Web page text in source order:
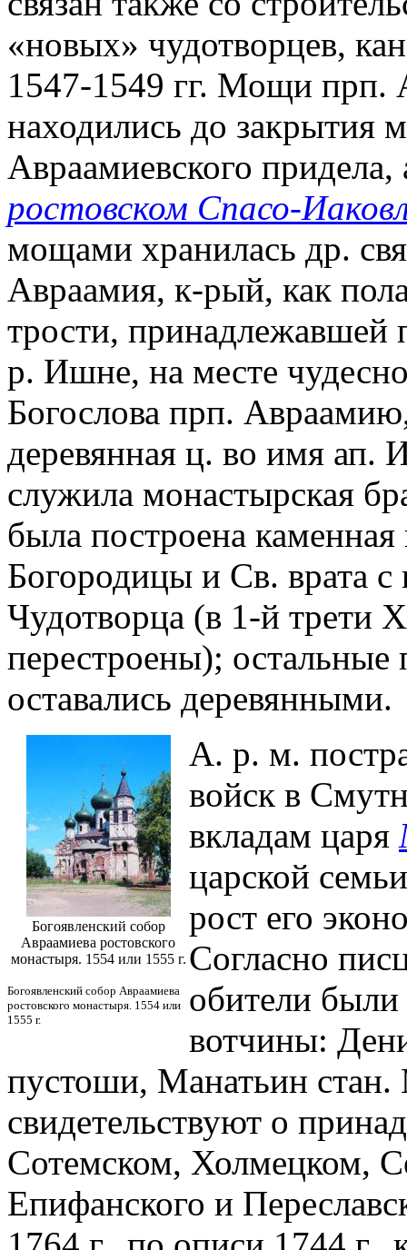
«новых» чудотворцев,
1547-1549 гг. Мощи прп.
находились до закрытия
Авраамиевского
ростовском Спасо-
мощами хранилась др.
Авраамия, к-рый, как
трости, принадлежавшей
р. Ишне, на месте
Богослова прп.
деревянная ц. во имя ап.
служила монастырская
была построена
Богородицы и Св. врата с
Чудотворца (в 1-й трети
перестроены);
оставались деревянными.
Богоявленский собор
Авраамиева ростовского
монастыря. 1554 или 1555 г.
Богоявленский собор Авраамиева
ростовского монастыря. 1554 или
1555 г.
А. р. м.
войск в
вкладам царя
царской
рост его
Согласно
обители
вотчины:
пустоши, Манатьин
свидетельствуют о
Сотемском, Холмецком,
Епифанского и